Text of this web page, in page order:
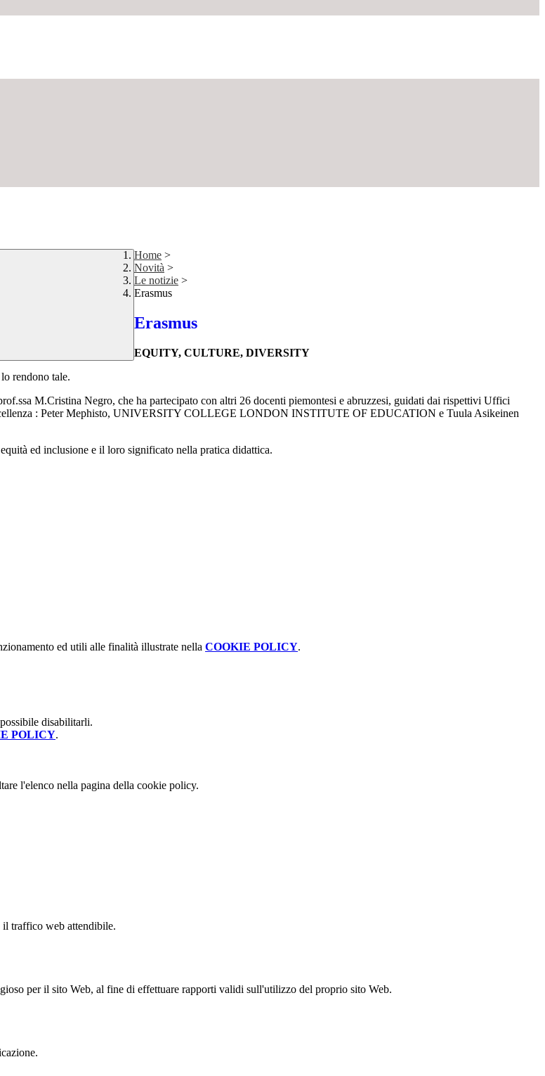
Home >
Novità >
Le notizie >
Erasmus
Erasmus
EQUITY, CULTURE, DIVERSITY
rendono tale.
M.Cristina Negro, che ha partecipato con altri 26 docenti piemontesi e abruzzesi, guidati dai rispettivi Uffici
: Peter Mephisto, UNIVERSITY COLLEGE LONDON INSTITUTE OF EDUCATION e Tuula Asikeinen
ed inclusione e il loro significato nella pratica didattica.
ed utili alle finalità illustrate nella COOKIE POLICY.
disabilitarli.
POLICY.
l'elenco nella pagina della cookie policy.
traffico web attendibile.
per il sito Web, al fine di effettuare rapporti validi sull'utilizzo del proprio sito Web.